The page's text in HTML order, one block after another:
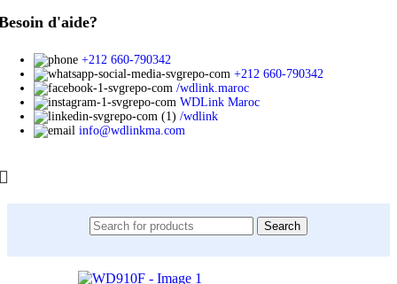
d'aide?
+212 660-790342
+212 660-790342
/wdlink.maroc
WDLink Maroc
/wdlink
info@wdlinkma.com
Search